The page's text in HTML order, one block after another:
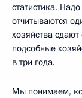
статистика.
отчитываются
хозяйства
подсобные
в три года.
Мы понимаем,